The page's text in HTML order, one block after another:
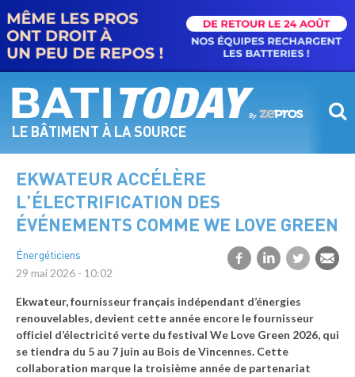
contenu
principal
LE BÂTIMENT À LA SOURCE
EKWATEUR ACCÉLÈRE
L’ÉLECTRIFICATION DES
ÉVÉNEMENTS COMME WE LOVE GREEN
Énergéticiens
29 mai 2026 - 10:02
Ekwateur, fournisseur français indépendant d’énergies
renouvelables, devient cette année encore le fournisseur
officiel d’électricité verte du festival We Love Green 2026, qui
se tiendra du 5 au 7 juin au Bois de Vincennes. Cette
collaboration marque la troisième année de partenariat